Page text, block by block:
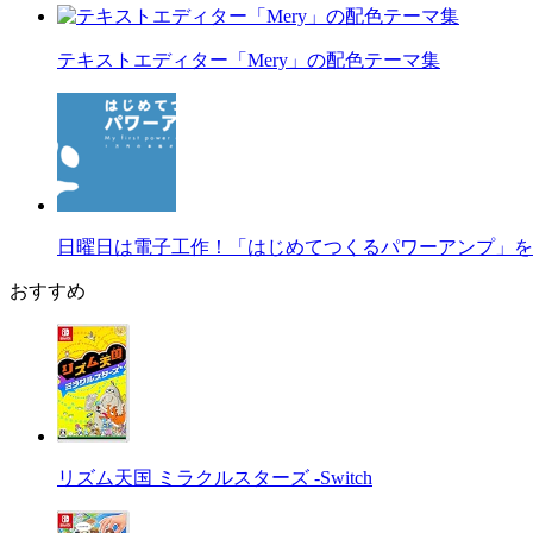
テキストエディター「Mery」の配色テーマ集
日曜日は電子工作！「はじめてつくるパワーアンプ」
おすすめ
リズム天国 ミラクルスターズ -Switch